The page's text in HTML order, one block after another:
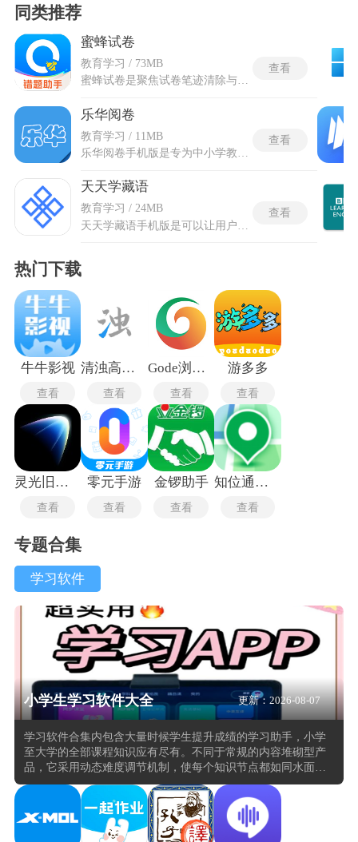
同类推荐
蜜蜂试卷
教育学习 / 73MB
蜜蜂试卷是聚焦试卷笔迹清除与错题管理的辅助学习工具，智能图像处理自动识别纸张边缘并完成透视校正。手写笔迹擦除采用AI算法识别并消除书写痕迹，试卷整理系统支持分门别类归档，查找练习效率提升。电子版PDF生成便于随时打印练习，错题本功能集中存储错题并支持录入备注加深记忆。蜜蜂试卷免费版的专属复习卷由错题拼接而成，匹配个人薄弱环节。高清版PDF导出保证打印清晰度，试卷共享通过微信或钉钉将电子版发送给他人。AI专属私教提供随时交谈的答疑辅导服务，会员权益包含错题智能分析与云空间扩容等增值内容。
查看
乐华阅卷
教育学习 / 11MB
查看
天天学藏语
教育学习 / 24MB
查看
热门下载
牛牛影视
查看
清浊高级版
查看
Gode浏览器最新版
查看
游多多
查看
灵光旧版本
查看
零元手游
查看
金锣助手
查看
知位通测量
查看
专题合集
学习软件
小学生学习软件大全 更新：2026-08-07
学习软件合集内包含大量时候学生提升成绩的学习助手，小学
至大学的全部课程知识应有尽有。不同于常规的内容堆砌型产
品，它采用动态难度调节机制，使每个知识节点都如同水面的
涟漪，根据用户的理解深度自动扩展或收缩关联概念的范围。
覆盖语文识字、数学计算、英语启蒙等学科，学生可通过虚拟
实验理解自然现象，避免死记硬背。其分步讲解功能针对阅读
理解、应用题等难点题型，提供可视化解题路径，帮助学生建